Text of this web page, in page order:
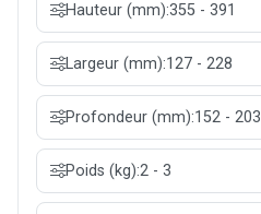
Hauteur (mm):355 - 391
Largeur (mm):127 - 228
Profondeur (mm):152 - 203
Poids (kg):2 - 3